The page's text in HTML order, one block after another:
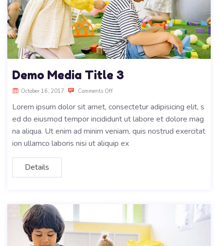
Demo Media Title 3
October 16, 2017 Comments Off
Lorem ipsum dolor sit amet, consectetur adipisicing elit, s
ed do eiusmod tempor incididunt ut labore et dolore mag
na aliqua. Ut enim ad minim veniam, quis nostrud exercitat
ion ullamco laboris nisi ut aliquip ex
Details